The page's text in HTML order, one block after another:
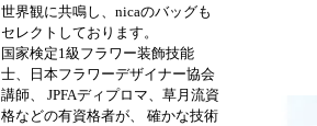
世界観に共鳴し、nicaのバッグも
セレクトしております。
国家検定1級フラワー装飾技能
士、日本フラワーデザイナー協会
講師、 JPFAディプロマ、草月流資
格などの有資格者が、 確かな技術